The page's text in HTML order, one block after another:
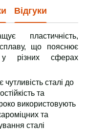
Відгуки
пластичність,
сплаву, що пояснює
різних сферах
сталі до
та
використовують
та
сталі